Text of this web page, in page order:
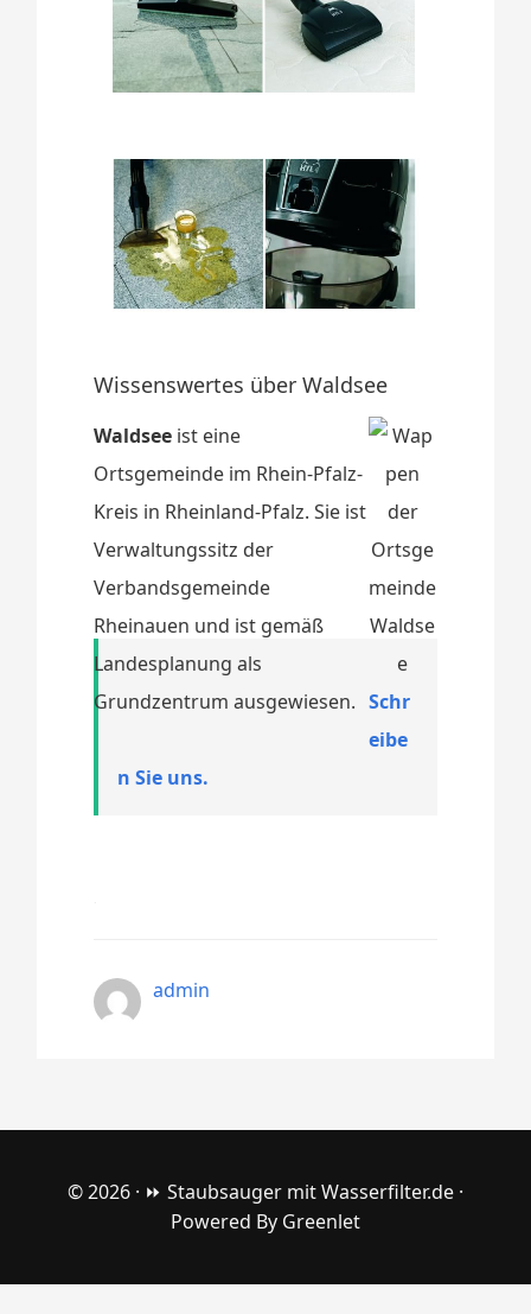
Wissenswertes über Waldsee
Waldsee ist eine
Ortsgemeinde im Rhein-Pfalz-
Kreis in Rheinland-Pfalz. Sie ist
Verwaltungssitz der
Verbandsgemeinde
Rheinauen und ist gemäß
Landesplanung als
Grundzentrum ausgewiesen. Schr
eibe
n Sie uns.
admin
© 2026 · ⏩ Staubsauger mit Wasserfilter.de ·
Powered By Greenlet